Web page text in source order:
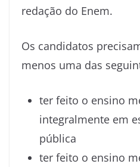
redação do Enem.
Os candidatos
menos uma das
ter feito o ensino
integralmente em
pública
ter feito o ensino